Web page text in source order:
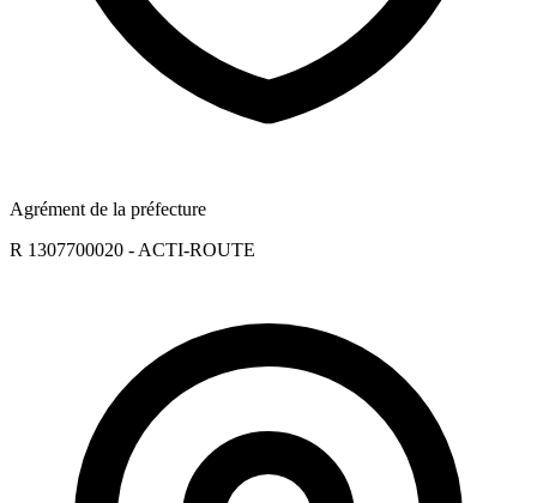
Agrément de la préfecture
R 1307700020 - ACTI-ROUTE